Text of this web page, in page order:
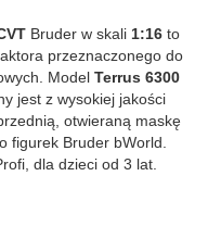
Bruder w skali 1:16 to
przeznaczonego do
Model Terrus 6300
jest z wysokiej jakości
otwieraną maskę
figurek Bruder bWorld.
dla dzieci od 3 lat.